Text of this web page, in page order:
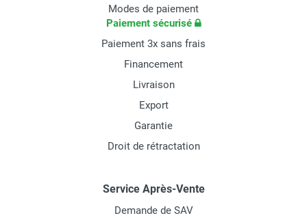
Modes de paiement
Paiement sécurisé
Paiement 3x sans frais
Financement
Livraison
Export
Garantie
Droit de rétractation
Service Après-Vente
Demande de SAV